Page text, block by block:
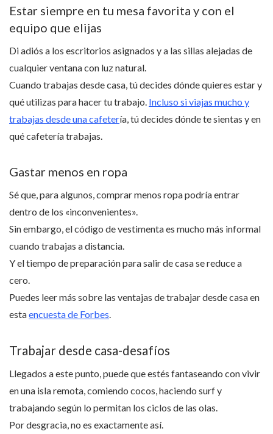
Estar siempre en tu mesa favorita y con el
equipo que elijas
Di adiós a los escritorios asignados y a las sillas alejadas de
cualquier ventana con luz natural.
Cuando trabajas desde casa, tú decides dónde quieres estar y
qué utilizas para hacer tu trabajo. Incluso si viajas mucho y
trabajas desde una cafetería, tú decides dónde te sientas y en
qué cafetería trabajas.
Gastar menos en ropa
Sé que, para algunos, comprar menos ropa podría entrar
dentro de los «inconvenientes».
Sin embargo, el código de vestimenta es mucho más informal
cuando trabajas a distancia.
Y el tiempo de preparación para salir de casa se reduce a
cero.
Puedes leer más sobre las ventajas de trabajar desde casa en
estaencuesta de Forbes.
Trabajar desde casa-desafíos
Llegados a este punto, puede que estés fantaseando con vivir
en una isla remota, comiendo cocos, haciendo surf y
trabajando según lo permitan los ciclos de las olas.
Por desgracia, no es exactamente así.